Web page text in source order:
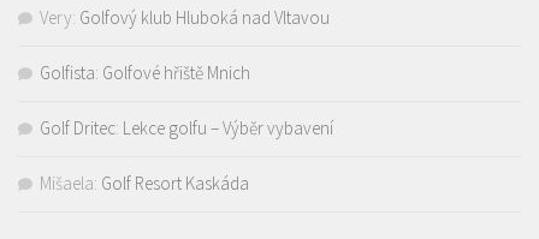
Very: Golfový klub Hluboká nad Vltavou
Golfista: Golfové hřiště Mnich
Golf Dritec: Lekce golfu – Výběr vybavení
Mišaela: Golf Resort Kaskáda